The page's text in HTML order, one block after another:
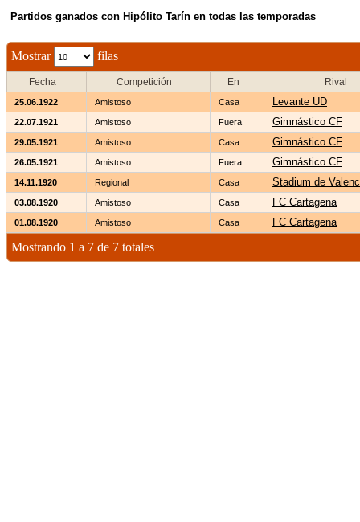
Partidos ganados con Hipólito Tarín en todas las temporadas
Mostrar filas
Fecha Competición En Rival
25.06.1922 Amistoso Casa Levante UD
22.07.1921 Amistoso Fuera Gimnástico CF
29.05.1921 Amistoso Casa Gimnástico CF
26.05.1921 Amistoso Fuera Gimnástico CF
14.11.1920 Regional Casa Stadium de
03.08.1920 Amistoso Casa FC Cartagena
01.08.1920 Amistoso Casa FC Cartagena
Mostrando 1 a 7 de 7 totales